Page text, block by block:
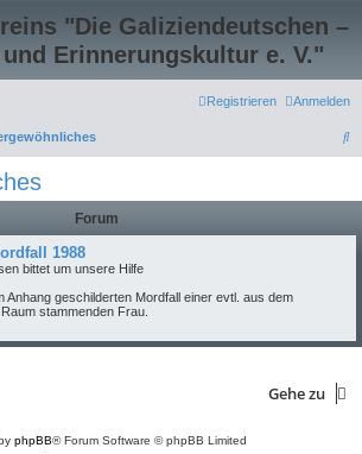
"Die Galiziendeutschen –
Erinnerungskultur e. V."
Anmelden
Registrieren
S
Forum
1988
bittet um unsere Hilfe
Anhang geschilderten Mordfall einer evtl. aus dem
stammenden Frau.
Gehe zu
phpBB® Forum Software © phpBB Limited